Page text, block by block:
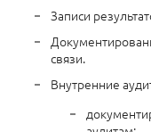
Записи
связи.
Внутренние